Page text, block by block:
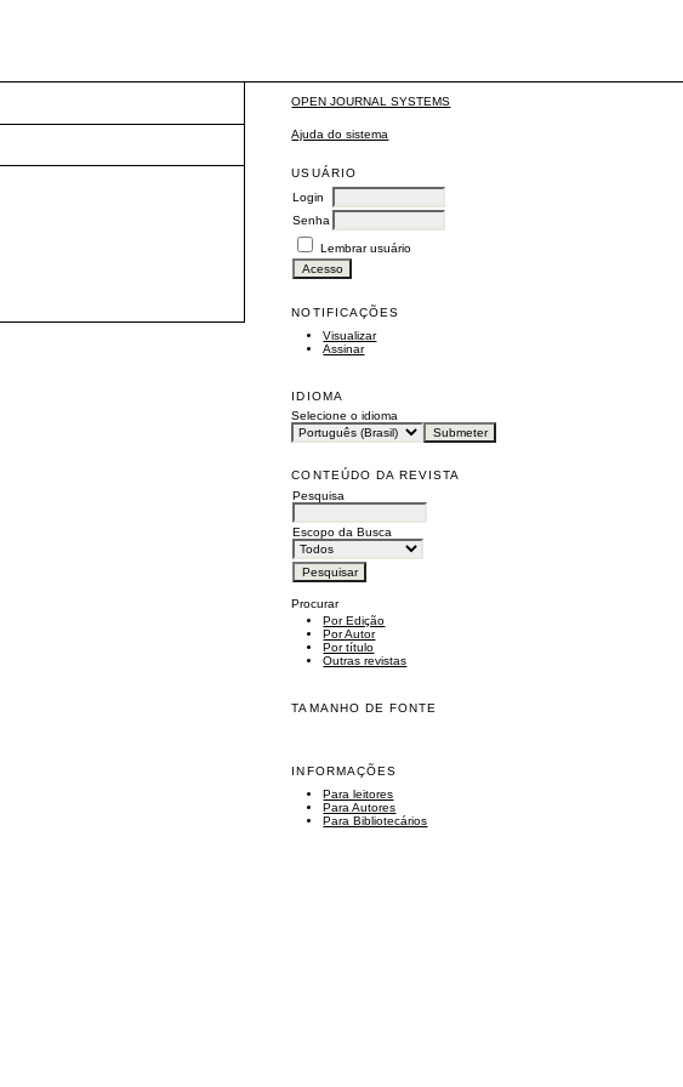
OPEN JOURNAL SYSTEMS
Ajuda do sistema
USUÁRIO
Login
Senha
Lembrar usuário
NOTIFICAÇÕES
Visualizar
Assinar
IDIOMA
Selecione o idioma
CONTEÚDO DA REVISTA
Pesquisa
Escopo da Busca
Procurar
Por Edição
Por Autor
Por título
Outras revistas
TAMANHO DE FONTE
INFORMAÇÕES
Para leitores
Para Autores
Para Bibliotecários